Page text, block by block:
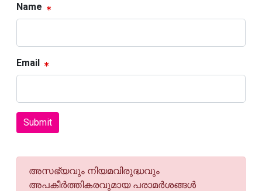
Name
Email
Submit
അസഭ്യവും നിയമവിരുദ്ധവും
അപകീര്‍ത്തികരവുമായ പരാമര്‍ശങ്ങള്‍